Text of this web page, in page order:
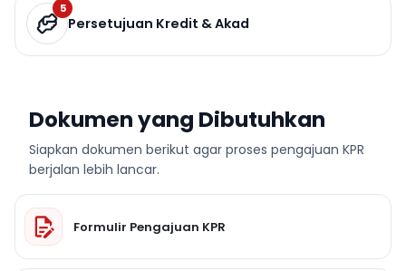
5
Persetujuan Kredit & Akad
Dokumen yang Dibutuhkan
Siapkan dokumen berikut agar proses pengajuan KPR
berjalan lebih lancar.
Formulir Pengajuan KPR